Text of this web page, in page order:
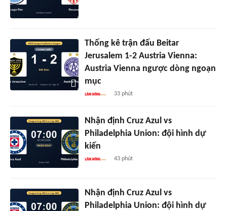
Thống kê trận đấu Beitar
Jerusalem 1-2 Austria Vienna:
Austria Vienna ngược dòng ngoạn
mục
33 phút
Nhận định Cruz Azul vs
Philadelphia Union: đội hình dự
kiến
43 phút
Nhận định Cruz Azul vs
Philadelphia Union: đội hình dự